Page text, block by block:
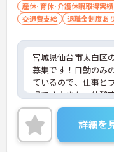
産休･育休･介護休暇取得実績
交通費支給
退職金制度あり
宮城県仙台市太白区
募集です！日勤のみ
ているので、仕事と
場です♪また、休憩
かりお休みできます
ントをお伝えします
い。
詳細を